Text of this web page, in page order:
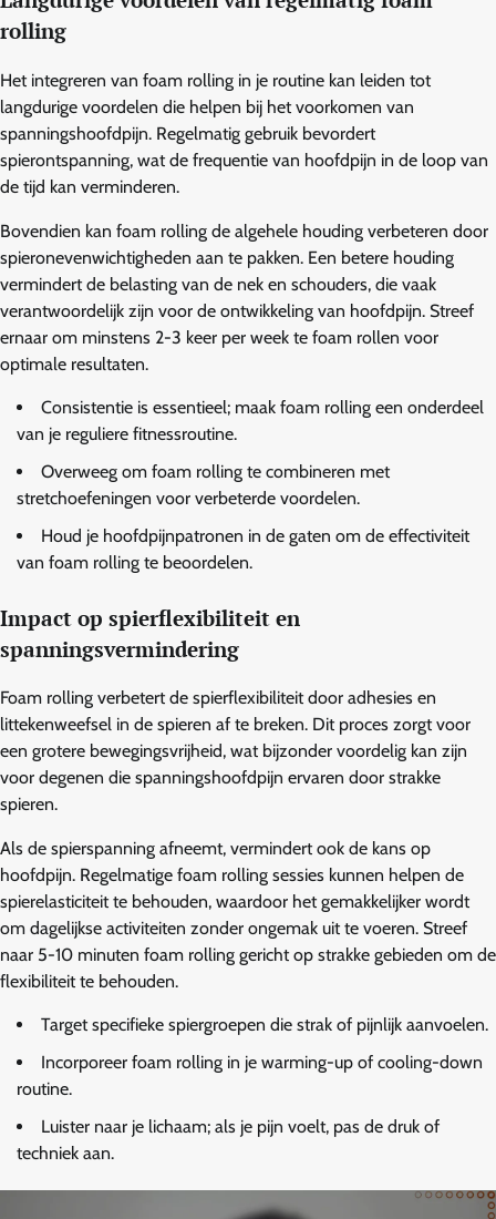
rolling
Het integreren van foam rolling in je routine kan leiden tot
langdurige voordelen die helpen bij het voorkomen van
spanningshoofdpijn. Regelmatig gebruik bevordert
spierontspanning, wat de frequentie van hoofdpijn in de loop van
de tijd kan verminderen.
Bovendien kan foam rolling de algehele houding verbeteren door
spieronevenwichtigheden aan te pakken. Een betere houding
vermindert de belasting van de nek en schouders, die vaak
verantwoordelijk zijn voor de ontwikkeling van hoofdpijn. Streef
ernaar om minstens 2-3 keer per week te foam rollen voor
optimale resultaten.
Consistentie is essentieel; maak foam rolling een onderdeel
van je reguliere fitnessroutine.
Overweeg om foam rolling te combineren met
stretchoefeningen voor verbeterde voordelen.
Houd je hoofdpijnpatronen in de gaten om de effectiviteit
van foam rolling te beoordelen.
Impact op spierflexibiliteit en
spanningsvermindering
Foam rolling verbetert de spierflexibiliteit door adhesies en
littekenweefsel in de spieren af te breken. Dit proces zorgt voor
een grotere bewegingsvrijheid, wat bijzonder voordelig kan zijn
voor degenen die spanningshoofdpijn ervaren door strakke
spieren.
Als de spierspanning afneemt, vermindert ook de kans op
hoofdpijn. Regelmatige foam rolling sessies kunnen helpen de
spierelasticiteit te behouden, waardoor het gemakkelijker wordt
om dagelijkse activiteiten zonder ongemak uit te voeren. Streef
naar 5-10 minuten foam rolling gericht op strakke gebieden om de
flexibiliteit te behouden.
Target specifieke spiergroepen die strak of pijnlijk aanvoelen.
Incorporeer foam rolling in je warming-up of cooling-down
routine.
Luister naar je lichaam; als je pijn voelt, pas de druk of
techniek aan.